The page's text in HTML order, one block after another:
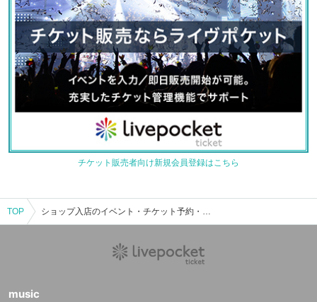
チケット販売者向け新規会員登録はこちら
TOP ショップ入店のイベント・チケット予約・購入・販売情報一覧
music